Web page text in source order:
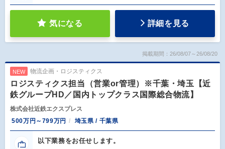
気になる 詳細を見る
掲載期間：26/08/07～26/08/20
NEW 物流企画・ロジスティクス
ロジスティクス担当（営業or管理）※千葉・埼玉【近
鉄グループHD／国内トップクラス国際総合物流】
株式会社近鉄エクスプレス
500万円～799万円
埼玉県 / 千葉県
以下業務をお任せします。